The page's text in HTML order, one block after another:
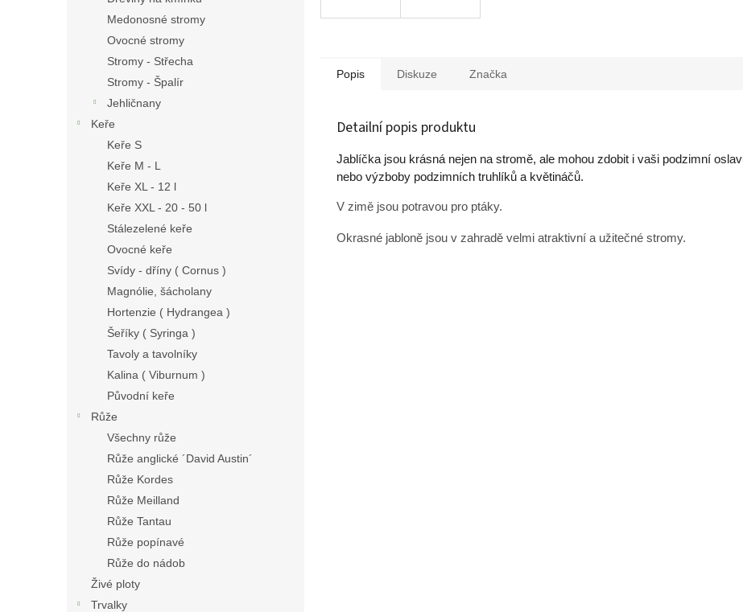
Medonosné stromy
Ovocné stromy
Stromy - Střecha
Stromy - Špalír
Jehličnany
Keře
Keře S
Keře M - L
Keře XL - 12 l
Keře XXL - 20 - 50 l
Stálezelené keře
Ovocné keře
Svídy - dříny ( Cornus )
Magnólie, šácholany
Hortenzie ( Hydrangea )
Šeříky ( Syringa )
Tavoly a tavolníky
Kalina ( Viburnum )
Původní keře
Růže
Všechny růže
Růže anglické ´David Austin´
Růže Kordes
Růže Meilland
Růže Tantau
Růže popínavé
Růže do nádob
Živé ploty
Trvalky
Popis Diskuze Značka
Detailní popis produktu
Jablíčka jsou krásná nejen na stromě, ale mohou zdobit i vaši podzimní
nebo výzboby podzimních truhlíků a květináčů.
V zimě jsou potravou pro ptáky.
Okrasné jabloně jsou v zahradě velmi atraktivní a užitečné stromy.